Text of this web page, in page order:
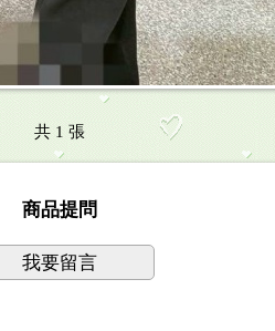
共 1 張
商品提問
我要留言